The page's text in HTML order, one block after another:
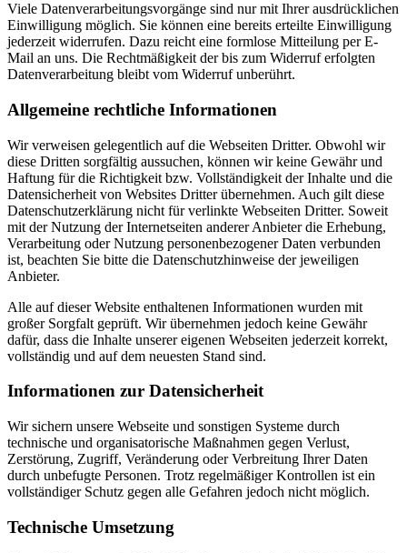
Viele Datenverarbeitungsvorgänge sind nur mit Ihrer ausdrücklichen
Einwilligung möglich. Sie können eine bereits erteilte Einwilligung
jederzeit widerrufen. Dazu reicht eine formlose Mitteilung per E-
Mail an uns. Die Rechtmäßigkeit der bis zum Widerruf erfolgten
Datenverarbeitung bleibt vom Widerruf unberührt.
Allgemeine rechtliche Informationen
Wir verweisen gelegentlich auf die Webseiten Dritter. Obwohl wir
diese Dritten sorgfältig aussuchen, können wir keine Gewähr und
Haftung für die Richtigkeit bzw. Vollständigkeit der Inhalte und die
Datensicherheit von Websites Dritter übernehmen. Auch gilt diese
Datenschutzerklärung nicht für verlinkte Webseiten Dritter. Soweit
mit der Nutzung der Internetseiten anderer Anbieter die Erhebung,
Verarbeitung oder Nutzung personenbezogener Daten verbunden
ist, beachten Sie bitte die Datenschutzhinweise der jeweiligen
Anbieter.
Alle auf dieser Website enthaltenen Informationen wurden mit
großer Sorgfalt geprüft. Wir übernehmen jedoch keine Gewähr
dafür, dass die Inhalte unserer eigenen Webseiten jederzeit korrekt,
vollständig und auf dem neuesten Stand sind.
Informationen zur Datensicherheit
Wir sichern unsere Webseite und sonstigen Systeme durch
technische und organisatorische Maßnahmen gegen Verlust,
Zerstörung, Zugriff, Veränderung oder Verbreitung Ihrer Daten
durch unbefugte Personen. Trotz regelmäßiger Kontrollen ist ein
vollständiger Schutz gegen alle Gefahren jedoch nicht möglich.
Technische Umsetzung